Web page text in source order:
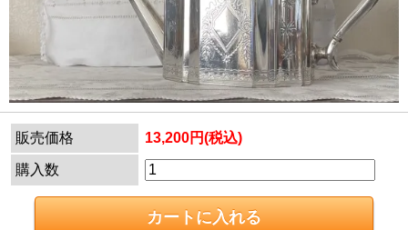
販売価格 13,200円(税込)
購入数